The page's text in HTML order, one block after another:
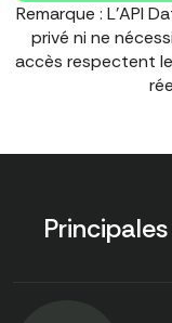
Remarque : L'API
privé ni ne
accès respectent